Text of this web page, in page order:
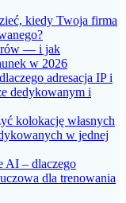
kiedy Twoja firma
— i jak
w 2026
adresacja IP i
dedykowanym i
kolokację własnych
w jednej
AI – dlaczego
dla trenowania